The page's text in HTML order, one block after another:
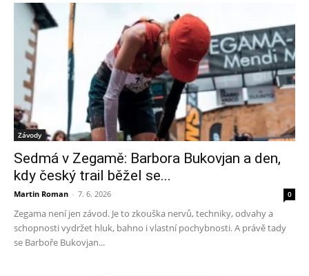
Závody
Sedmá v Zegamě: Barbora Bukovjan a den,
kdy český trail běžel se...
Martin Roman - 7. 6. 2026 0
Zegama není jen závod. Je to zkouška nervů, techniky, odvahy a
schopnosti vydržet hluk, bahno i vlastní pochybnosti. A právě tady
se Barboře Bukovjan...